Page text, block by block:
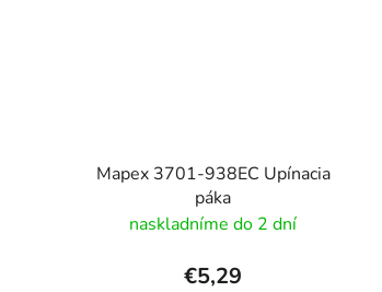
Mapex 3701-938EC Upínacia
páka
naskladníme do 2 dní
€5,29